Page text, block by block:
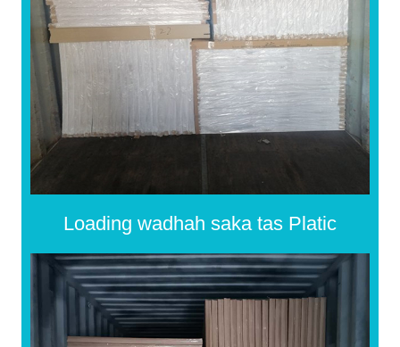
Loading wadhah saka tas Platic